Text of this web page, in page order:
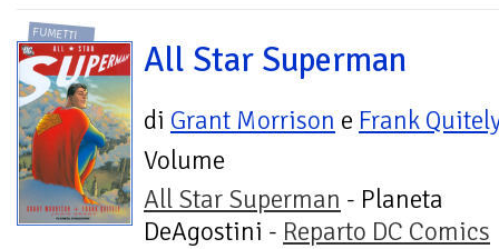
FUMETTI
All Star Superman
di Grant Morrison e Frank
Volume
All Star Superman - Planeta
DeAgostini - Reparto DC Comics